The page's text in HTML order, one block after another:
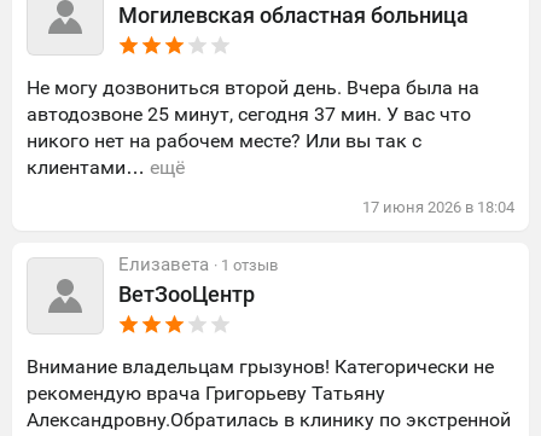
Могилевская областная больница
Не могу дозвониться второй день. Вчера была на
автодозвоне 25 минут, сегодня 37 мин. У вас что
никого нет на рабочем месте? Или вы так с
клиентами… ещё
17 июня 2026 в 18:04
Елизавета · 1 отзыв
ВетЗооЦентр
Внимание владельцам грызунов! Категорически не
рекомендую врача Григорьеву Татьяну
Александровну.Обратилась в клинику по экстренной